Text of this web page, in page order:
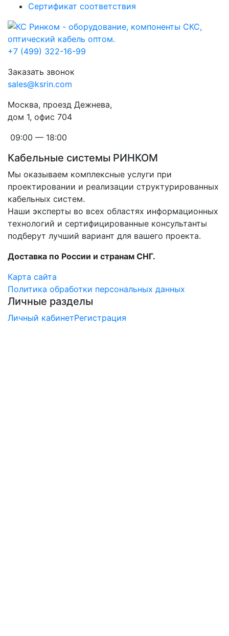
Сертификат соответствия
+7 (499) 322-16-99
Заказать звонок
sales@ksrin.com
Москва, проезд Дежнева,
дом 1, офис 704
09:00 — 18:00
Кабельные системы РИНКОМ
Мы оказываем комплексные услуги при
проектировании и реализации структурированных
кабельных систем.
Наши эксперты во всех областях информационных
технологий и сертифицированные консультанты
подберут лучший вариант для вашего проекта.
Доставка по России и странам СНГ.
Карта сайта
Политика обработки персональных данных
Личные разделы
Личный кабинетРегистрация